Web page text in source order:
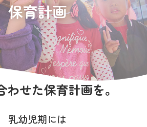
介
保育計画
わせた保育計画を。
乳幼児期には